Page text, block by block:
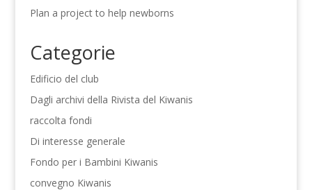
Plan a project to help newborns
Categorie
Edificio del club
Dagli archivi della Rivista del Kiwanis
raccolta fondi
Di interesse generale
Fondo per i Bambini Kiwanis
convegno Kiwanis